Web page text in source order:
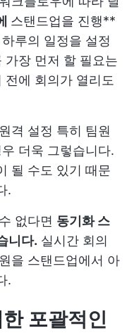
스탠드업을 진행**
루의 일정을 설정
가장 먼저 할 필요는
에 회의가 열리도
원격 설정 특히 팀원
더욱 그렇습니다.
될 수도 있기 때문
.
없다면 동기화 스
니다. 실시간 회의
을 스탠드업에서 아
.
포괄적인